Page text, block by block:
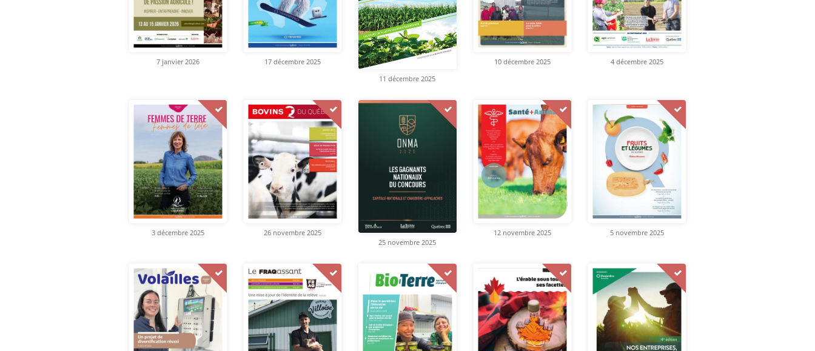
7 janvier 2026
17 décembre 2025
11 décembre 2025
10 décembre 2025 4 décembre 2025
3 décembre 2025
26 novembre 2025
25 novembre 2025
12 novembre 2025 5 novembre 2025